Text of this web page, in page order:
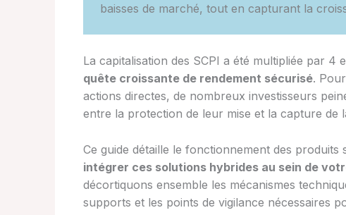
baisses de marché, tout en capturant la
La capitalisation des SCPI a été multipliée par 4
quête croissante de rendement sécurisé.
actions directes, de nombreux investisseurs
entre la protection de leur mise et la capture de
Ce guide détaille le fonctionnement des
intégrer ces solutions hybrides au sein de
décortiquons ensemble les mécanismes
supports et les points de vigilance nécessaires